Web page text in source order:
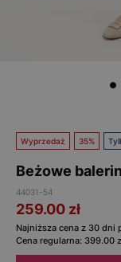
Wyprzedaż 35%
Beżowe
44031-54
259.00 zł
Najniższa cena z 30 dni
Cena regularna: 399.00